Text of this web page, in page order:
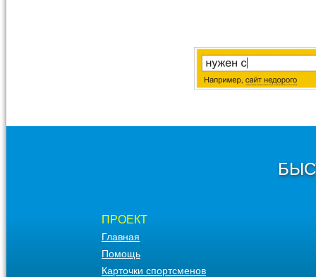
ПРОЕКТ
Главная
Помощь
Карточки спортсменов